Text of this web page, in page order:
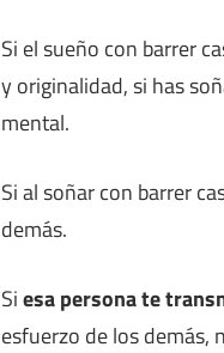
Si el sueño con barrer
y originalidad, si has
mental.
Si al soñar con barrer
demás.
Siesa persona te
esfuerzo de los demás,